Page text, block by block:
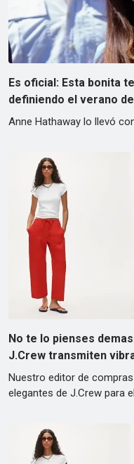
Es oficial: Esta bonita
definiendo el verano
Anne Hathaway lo llevó
No te lo pienses
J.Crew transmiten
Nuestro editor de
elegantes de J.Crew para